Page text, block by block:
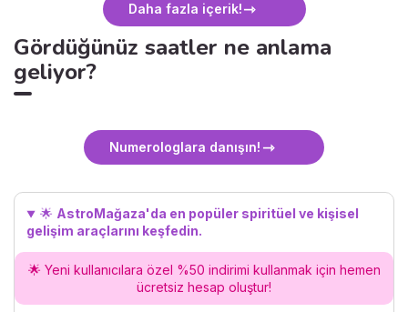
Daha fazla içerik!
Gördüğünüz saatler ne anlama
geliyor?
Numerologlara danışın!
🌟 Yeni kullanıcılara özel %50 indirimi kullanmak için hemen
ücretsiz hesap oluştur!
🌟 AstroMağaza'da en popüler spiritüel ve kişisel
gelişim araçlarını keşfedin.